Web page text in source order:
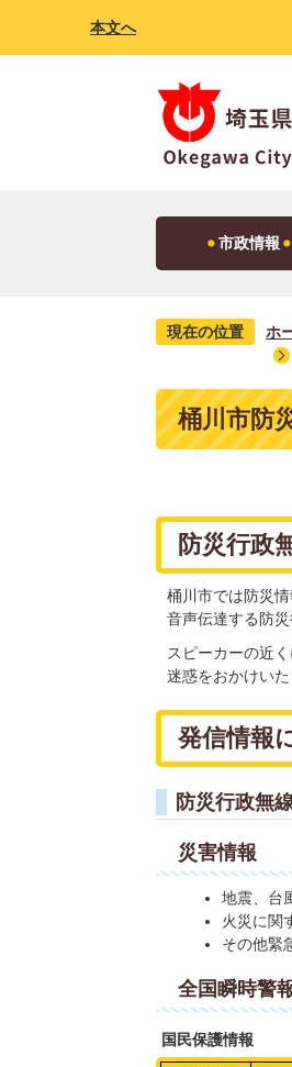
本文へ
市政情報
現在の位置 ホ
桶川市防
防災行政
桶川市では防災
音声伝達する防災
スピーカーの近
迷惑をおかけい
発信情報
防災行政無
災害情報
地震、台
火災に関
その他緊
全国瞬時警
国民保護情報